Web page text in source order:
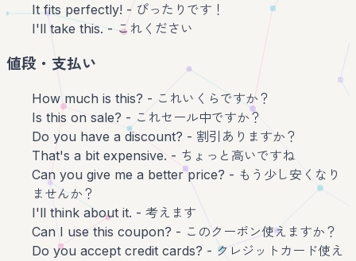
It fits perfectly! - ぴったりです！
I'll take this. - これください
値段・支払い
How much is this? - これいくらですか？
Is this on sale? - これセール中ですか？
Do you have a discount? - 割引ありますか？
That's a bit expensive. - ちょっと高いですね
Can you give me a better price? - もう少し安くなり
ませんか？
I'll think about it. - 考えます
Can I use this coupon? - このクーポン使えますか？
Do you accept credit cards? - クレジットカード使え